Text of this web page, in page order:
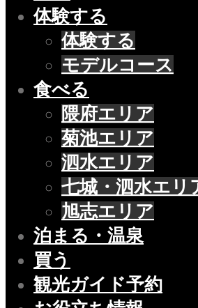
体験する
体験する
モデルコース
食べる
隈府エリア
菊池エリア
泗水エリア
七城・泗水エリ
旭志エリア
泊まる・温泉
買う
観光ガイド予約